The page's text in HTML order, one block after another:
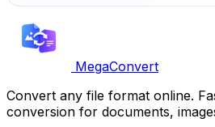
MegaConvert
Convert any file format online.
conversion for documents,